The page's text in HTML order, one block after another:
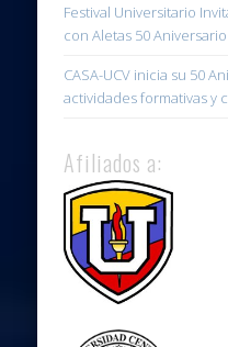
Festival Universitario
con Aletas 50 Aniversario
CASA-UCV inicia su 50
actividades formativas y
Afiliados a: